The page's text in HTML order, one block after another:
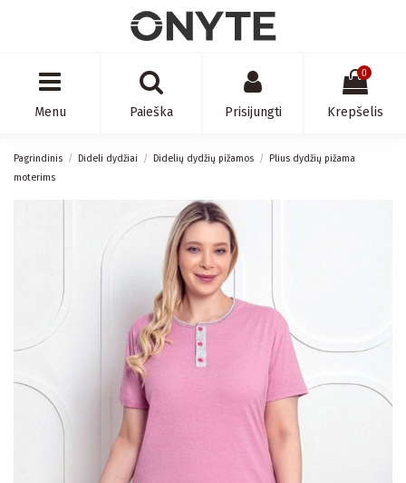
Menu Paieška Prisijungti
0
Krepšelis
Pagrindinis Dideli dydžiai Didelių dydžių pižamos
Plius dydžių pižama
moterims